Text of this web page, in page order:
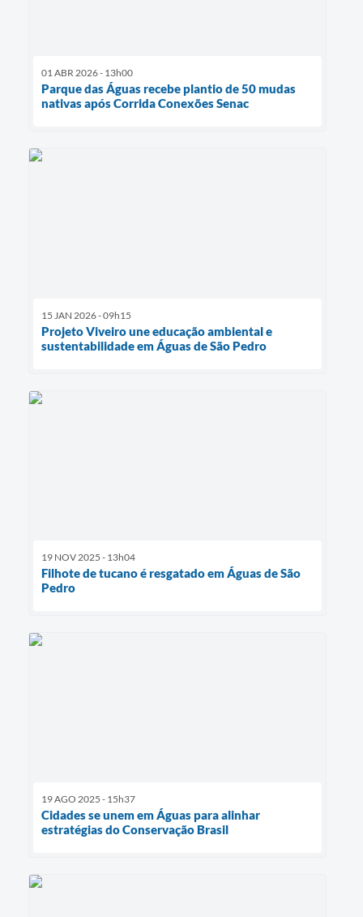
01 ABR 2026 - 13h00
Parque das Águas recebe plantio de 50 mudas
nativas após Corrida Conexões Senac
15 JAN 2026 - 09h15
Projeto Viveiro une educação ambiental e
sustentabilidade em Águas de São Pedro
19 NOV 2025 - 13h04
Filhote de tucano é resgatado em Águas de São
Pedro
19 AGO 2025 - 15h37
Cidades se unem em Águas para alinhar
estratégias do Conservação Brasil